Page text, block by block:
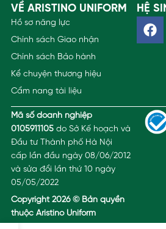
VỀ ARISTINO UNIFORM
Hồ sơ năng lực
Chính sách Giao nhận
Chính sách Bảo hành
Kể chuyện thương hiệu
Cẩm nang tài liệu
HỆ
Mã số doanh nghiệp
0105911105do Sở Kế hoạch và
Đầu tư Thành phố Hà Nội
cấp lần đầu ngày 08/06/2012
và sửa đổi lần thứ 10 ngày
05/05/2022
Copyright 2026 © Bản quyền
thuộc Aristino Uniform